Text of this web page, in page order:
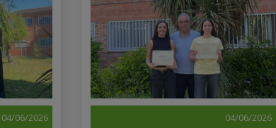
04/06/2026 04/06/2026